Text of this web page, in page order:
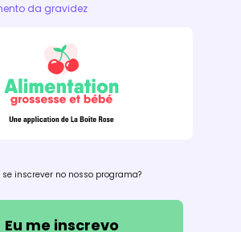
da gravidez
se inscrever no nosso programa?
Eu me inscrevo